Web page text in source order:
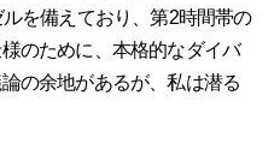
を備えており、第2時間帯の
のために、本格的なダイバ
の余地があるが、私は潜る